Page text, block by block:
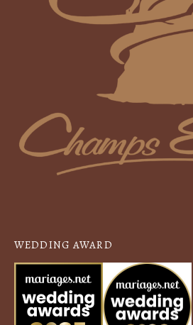
WEDDING AWARD